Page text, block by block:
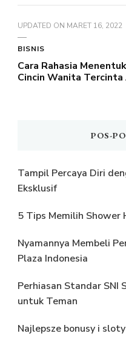
UPDATED ON MARET 16, 2022
BISNIS
Cara Rahasia
Cincin Wanita Tercinta
POS-
Tampil Percaya Diri
Eksklusif
5 Tips Memilih Shower
Nyamannya Membeli
Plaza Indonesia
Perhiasan Standar SNI
untuk Teman
Najlepsze bonusy i